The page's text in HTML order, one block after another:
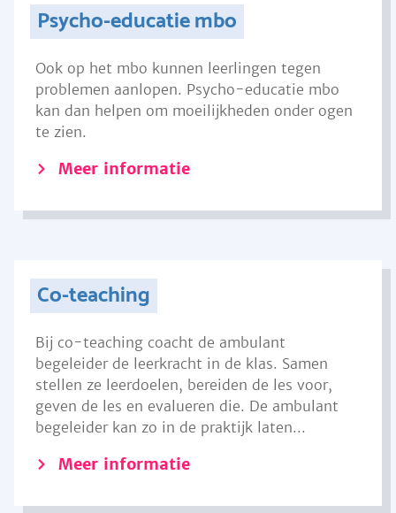
Psycho-educatie mbo
Ook op het mbo kunnen leerlingen tegen
problemen aanlopen. Psycho-educatie mbo
kan dan helpen om moeilijkheden onder ogen
te zien.
Meer informatie
Co-teaching
Bij co-teaching coacht de ambulant
begeleider de leerkracht in de klas. Samen
stellen ze leerdoelen, bereiden de les voor,
geven de les en evalueren die. De ambulant
begeleider kan zo in de praktijk laten...
Meer informatie